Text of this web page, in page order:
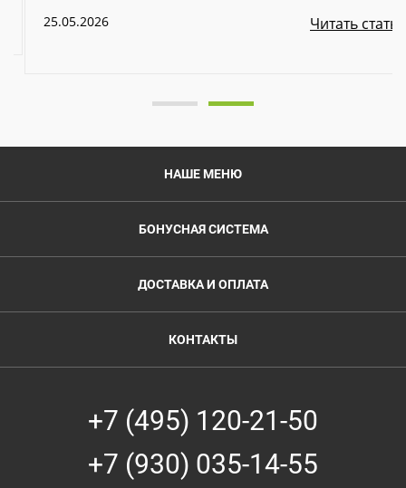
25.05.2026 Читать статью
НАШЕ МЕНЮ
БОНУСНАЯ СИСТЕМА
ДОСТАВКА И ОПЛАТА
КОНТАКТЫ
+7 (495) 120-21-50
+7 (930) 035-14-55